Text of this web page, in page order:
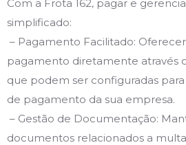
Com a Frota 162, pagar e
simplificado:
– Pagamento Facilitado:
pagamento diretamente através
que podem ser configuradas
de pagamento da sua empresa.
– Gestão de Documentação:
documentos relacionados a